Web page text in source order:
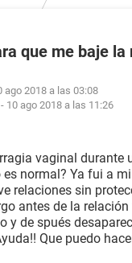
que me baje la
ago 2018 a las 03:08
10 ago 2018 a las 11:26
vaginal durante
es normal? Ya fui a
relaciones sin
antes de la
y de spués
Que puedo